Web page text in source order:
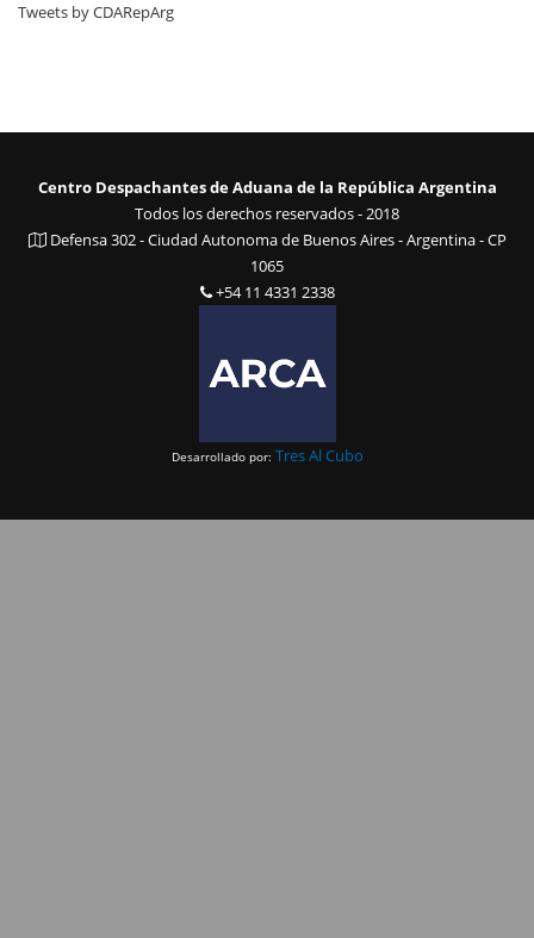
Tweets by CDARepArg
Centro Despachantes de Aduana de la República Argentina
Todos los derechos reservados - 2018
Defensa 302 - Ciudad Autonoma de Buenos Aires - Argentina - CP
1065
+54 11 4331 2338
Desarrollado por: Tres Al Cubo